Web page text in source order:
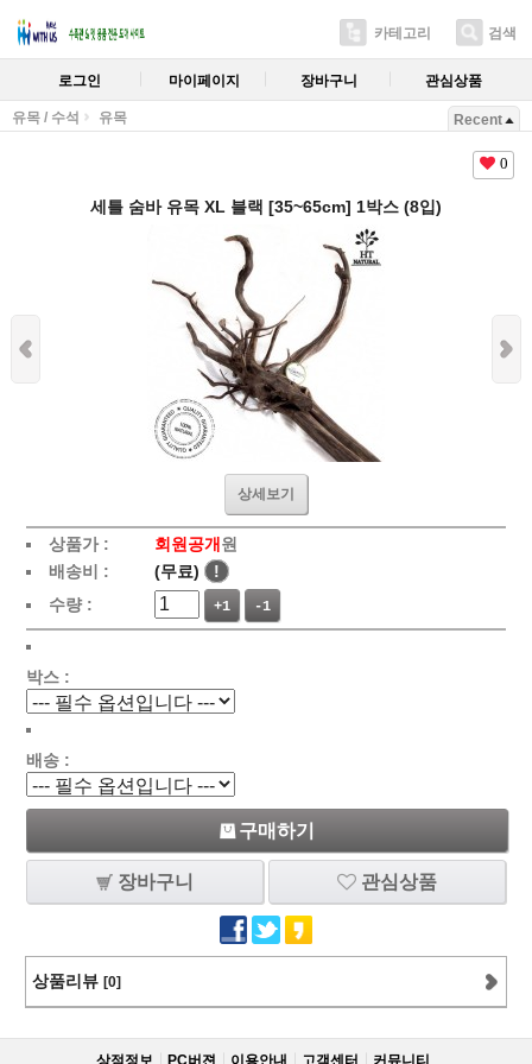
카테고리 검색
로그인 마이페이지 장바구니 관심상품
유목 / 수석 유목 Recent
0
세틀 숨바 유목 XL 블랙 [35~65cm] 1박스 (8입)
상세보기
상품가 : 회원공개 원
배송비 :
(무료)
!
수량 :
+1 -1
박스 :
배송 :
구매하기
장바구니 관심상품
상품리뷰 [0]
상점정보 PC버젼 이용안내 고객센터 커뮤니티